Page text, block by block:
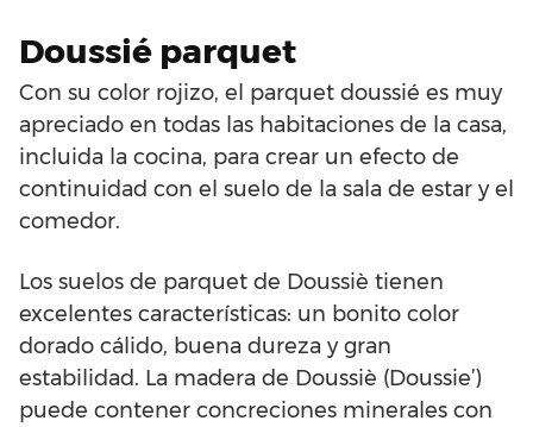
Doussié parquet
Con su color rojizo, el parquet doussié es muy
apreciado en todas las habitaciones de la casa,
incluida la cocina, para crear un efecto de
continuidad con el suelo de la sala de estar y el
comedor.
Los suelos de parquet de Doussiè tienen
excelentes características: un bonito color
dorado cálido, buena dureza y gran
estabilidad. La madera de Doussiè (Doussie’)
puede contener concreciones minerales con